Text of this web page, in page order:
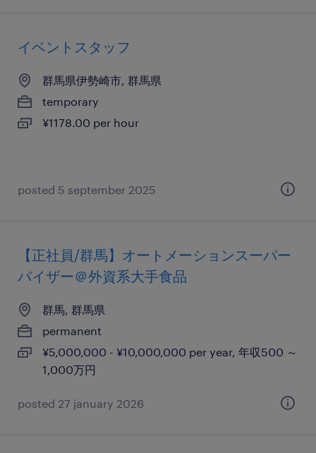
イベントスタッフ
群馬県伊勢崎市, 群馬県
temporary
¥1178.00 per hour
posted 5 september 2025
【正社員/群馬】オートメーションスーパー
バイザー＠外資系大手食品
群馬, 群馬県
permanent
¥5,000,000 - ¥10,000,000 per year, 年収500 ～
1,000万円
posted 27 january 2026